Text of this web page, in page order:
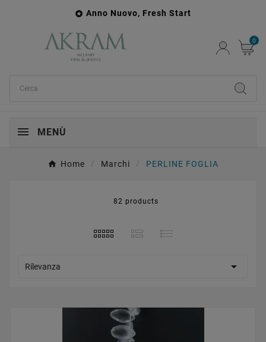
 Anno Nuovo, Fresh Start
0
MENÙ
Home Marchi PERLINE FOGLIA
82 products
Rilevanza 